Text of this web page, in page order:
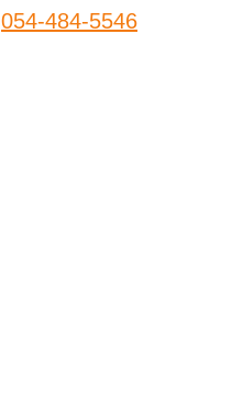
054-484-5546